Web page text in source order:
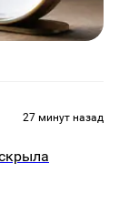
27 минут назад